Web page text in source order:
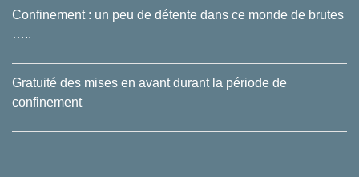
Confinement : un peu de détente dans ce monde de brutes
…..
Gratuité des mises en avant durant la période de
confinement